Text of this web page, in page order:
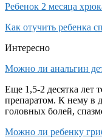
Ребенок 2 месяца
Как отучить ребенка
Интересно
Можно ли анальгин
Еще 1,5-2 десятка лет
препаратом. К нему в
головных болей,
Можно ли ребенку